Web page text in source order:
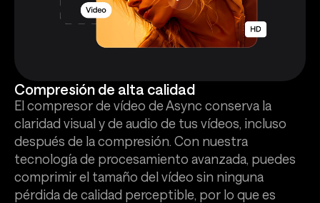
Compresión de alta calidad
El compresor de vídeo de Async conserva la
claridad visual y de audio de tus vídeos, incluso
después de la compresión. Con nuestra
tecnología de procesamiento avanzada, puedes
comprimir el tamaño del vídeo sin ninguna
pérdida de calidad perceptible, por lo que es